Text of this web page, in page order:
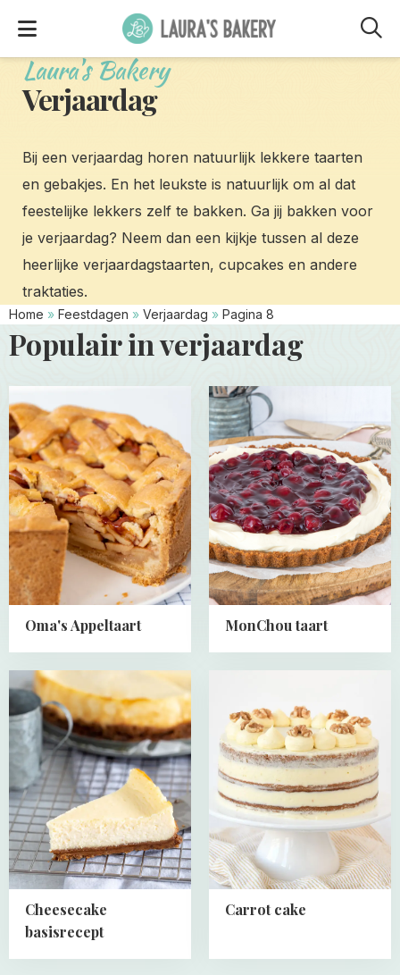
Laura's Bakery
Verjaardag
Bij een verjaardag horen natuurlijk lekkere taarten
en gebakjes. En het leukste is natuurlijk om al dat
feestelijke lekkers zelf te bakken. Ga jij bakken voor
je verjaardag? Neem dan een kijkje tussen al deze
heerlijke verjaardagstaarten, cupcakes en andere
traktaties.
Home » Feestdagen » Verjaardag » Pagina 8
Populair in verjaardag
Oma's Appeltaart
more
about
Oma's
Appeltaart
MonChou taart
Read
more
about
MonChou
taart
Cheesecake
basisrecept
Read
more
about
Cheesecake
basisrecept
Carrot cake
about
Carrot
cake